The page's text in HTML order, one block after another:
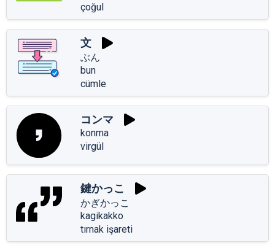
çoğul
文
ぶん
bun
cümle
コンマ
konma
virgül
鍵かっこ
かぎかっこ
kagikakko
tırnak işareti